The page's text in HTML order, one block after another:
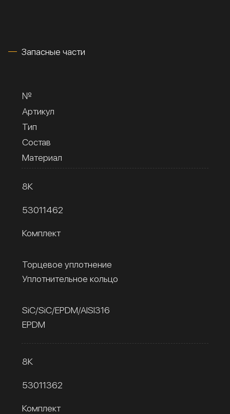
Запасные части
№
Артикул
Тип
Состав
Материал
8К
53011462
Комплект
Торцевое уплотнение
Уплотнительное кольцо
SiC/SiC/EPDM/AISI316
EPDM
8К
53011362
Комплект